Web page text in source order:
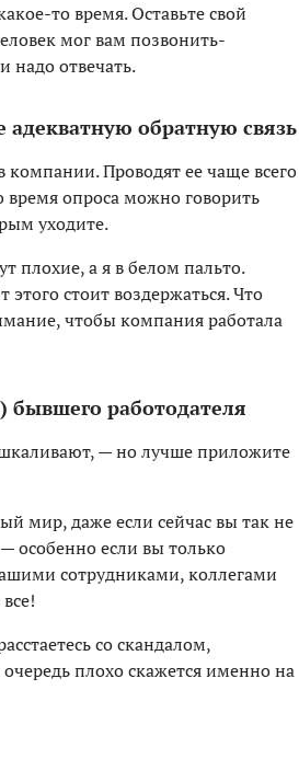
то время. Оставьте свой
мог вам позвонить-
надо отвечать.
адекватную обратную связь
компании. Проводят ее чаще всего
время опроса можно говорить
уходите.
плохие, а я в белом пальто.
стоит воздержаться. Что
чтобы компания работала
бывшего работодателя
— но лучше приложите
мир, даже если сейчас вы так не
особенно если вы только
сотрудниками, коллегами
со скандалом,
плохо скажется именно на